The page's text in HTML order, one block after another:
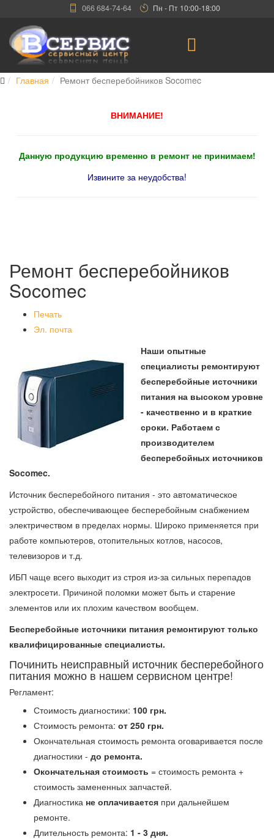
066 684-74-64 Пн - Пт 10:00-18:00
Главная Ремонт бесперебойников Socomec
ВНИМАНИЕ!
Данную продукцию временно в ремонт не принимаем!
Извините за неудобства!
Ремонт бесперебойников
Socomec
Печать
Эл. почта
Наши опытные
специалисты ремонтируют
бесперебойные источники
питания на высоком уровне
- качественно и в краткие
сроки. Работаем с
производителем
бесперебойных источников
Socomec.
Источник бесперебойного питания - это автоматическое
устройство, обеспечивающее бесперебойным снабжением
электричеством в пределах нормы. Широко применяется при
работе компьютеров, отопительных котлов, насосов,
телевизоров и т.д.
ИБП чаще всего выходит из строя из-за сильных перепадов
электросети. Причиной поломки может быть и старение
элементов или их плохим качеством вообщем.
Бесперебойные источники питания ремонтируют только
квалифицированные специалисты.
Починить неисправный источник бесперебойного
питания можно в нашем сервисном центре!
Регламент:
Стоимость диагностики: 100 грн.
Стоимость ремонта: от 250 грн.
Окончательная стоимость ремонта оговаривается после
диагностики - до ремонта.
Окончательная стоимость = стоимость ремонта +
стоимость замененных запчастей.
Диагностика не оплачивается при дальнейшем
ремонте.
Длительность ремонта: 1 - 3 дня.